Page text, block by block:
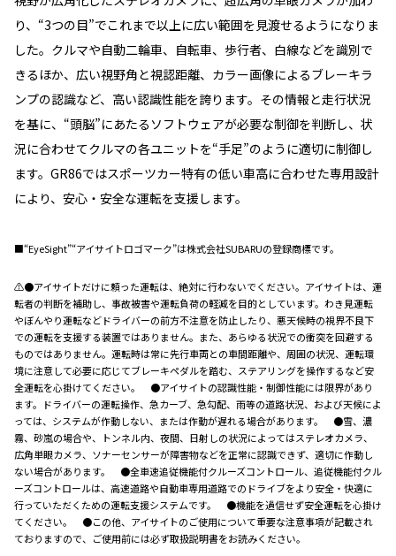
り、“3つの目”でこれまで以上に広い範囲を見渡せるようになりま
した。クルマや自動二輪車、自転車、歩行者、白線などを識別で
きるほか、広い視野角と視認距離、カラー画像によるブレーキラ
ンプの認識など、高い認識性能を誇ります。その情報と走行状況
を基に、“頭脳”にあたるソフトウェアが必要な制御を判断し、状
況に合わせてクルマの各ユニットを“手足”のように適切に制御し
ます。GR86ではスポーツカー特有の低い車高に合わせた専用設計
により、安心・安全な運転を支援します。
■“EyeSight”“アイサイトロゴマーク”は株式会社SUBARUの登録商標です。
⚠●アイサイトだけに頼った運転は、絶対に行わないでください。アイサイトは、運
転者の判断を補助し、事故被害や運転負荷の軽減を目的としています。わき見運転
やぼんやり運転などドライバーの前方不注意を防止したり、悪天候時の視界不良下
での運転を支援する装置ではありません。また、あらゆる状況での衝突を回避する
ものではありません。運転時は常に先行車両との車間距離や、周囲の状況、運転環
境に注意して必要に応じてブレーキペダルを踏む、ステアリングを操作するなど安
全運転を心掛けてください。 ●アイサイトの認識性能・制御性能には限界があり
ます。ドライバーの運転操作、急カーブ、急勾配、雨等の道路状況、および天候によ
っては、システムが作動しない、または作動が遅れる場合があります。 ●雪、濃
霧、砂嵐の場合や、トンネル内、夜間、日射しの状況によってはステレオカメラ、
広角単眼カメラ、ソナーセンサーが障害物などを正常に認識できず、適切に作動し
ない場合があります。 ●全車速追従機能付クルーズコントロール、追従機能付クル
ーズコントロールは、高速道路や自動車専用道路でのドライブをより安全・快適に
行っていただくための運転支援システムです。 ●機能を過信せず安全運転を心掛け
てください。 ●この他、アイサイトのご使用について重要な注意事項が記載され
ておりますので、ご使用前には必ず取扱説明書をお読みください。